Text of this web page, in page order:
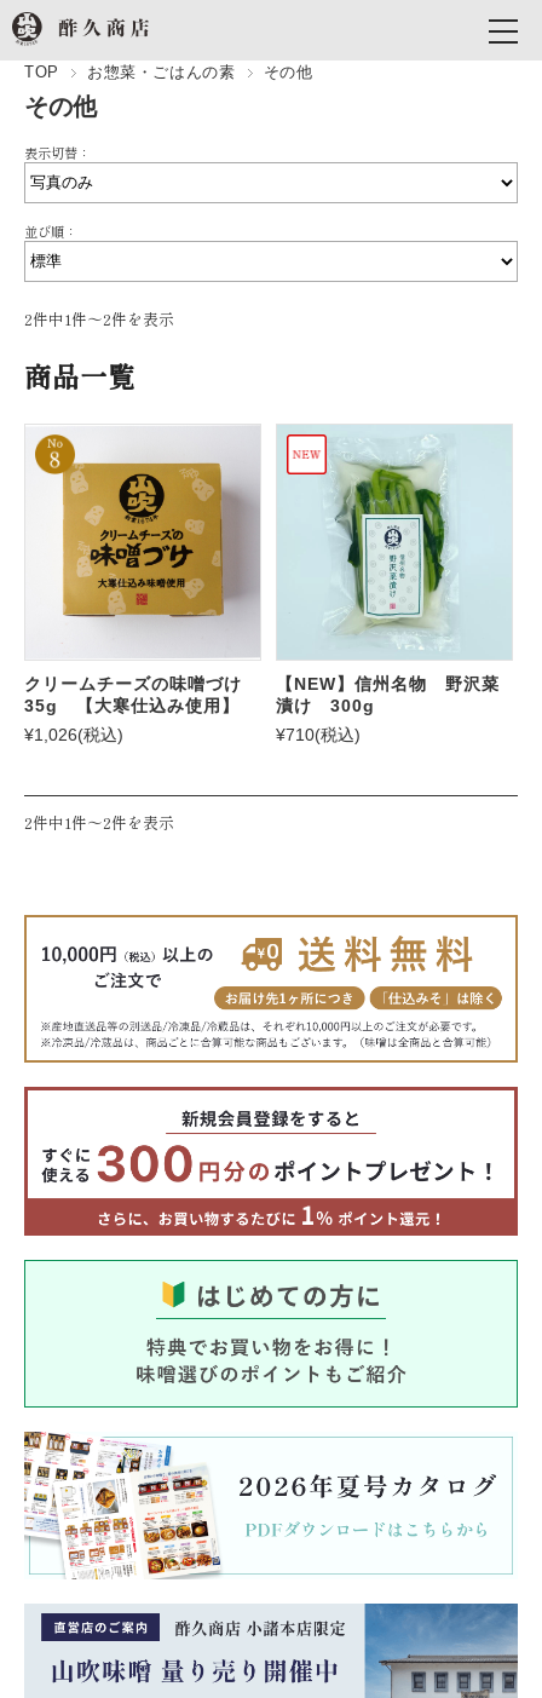
TOP お惣菜・ごはんの素 その他
その他
表示切替：
並び順：
2件中1件〜2件を表示
商品一覧
クリームチーズの味噌づけ
35g 【大寒仕込み使用】
¥1,026(税込)
【NEW】信州名物 野沢菜
漬け 300g
¥710(税込)
2件中1件〜2件を表示